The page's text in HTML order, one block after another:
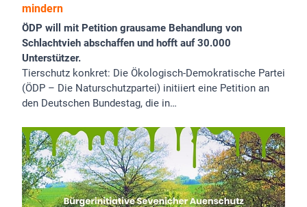
mindern
ÖDP will mit Petition grausame Behandlung von
Schlachtvieh abschaffen und hofft auf 30.000
Unterstützer.
Tierschutz konkret: Die Ökologisch-Demokratische Partei
(ÖDP – Die Naturschutzpartei) initiiert eine Petition an
den Deutschen Bundestag, die in…